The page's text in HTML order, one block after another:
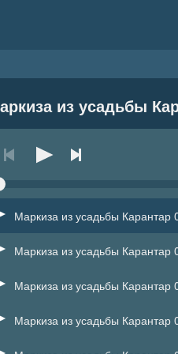
из усадьбы
Маркиза из усадьбы Карантар
Маркиза из усадьбы Карантар
Маркиза из усадьбы Карантар
Маркиза из усадьбы Карантар